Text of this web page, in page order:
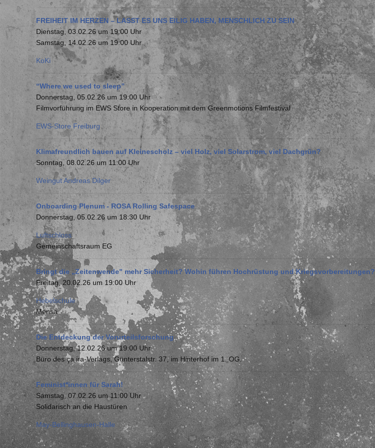
FREIHEIT IM HERZEN – LASST ES UNS EILIG HABEN, MENSCHLICH ZU SEIN
Dienstag, 03.02.26 um 19:00 Uhr
Samstag, 14.02.26 um 19:00 Uhr
KoKi
“Where we used to sleep”
Donnerstag, 05.02.26 um 19:00 Uhr
Filmvorführung im EWS Store in Kooperation mit dem Greenmotions Filmfestival
EWS-Store Freiburg
Klimafreundlich bauen auf Kleinescholz – viel Holz, viel Solarstrom, viel Dachgrün?
Sonntag, 08.02.26 um 11:00 Uhr
Weingut Andreas Dilger
Onboarding Plenum - ROSA Rolling Safespace
Donnerstag, 05.02.26 um 18:30 Uhr
Luftschloss
Gemeinschaftsraum EG
Bringt die „Zeitenwende" mehr Sicherheit? Wohin führen Hochrüstung und Kriegsvorbereitungen?
Freitag, 20.02.26 um 19:00 Uhr
Hebelschule
Mensa
Die Entdeckung der Vorurteilsforschung
Donnerstag, 12.02.26 um 19:00 Uhr
Büro des ça ira-Verlags, Günterstalstr. 37, im Hinterhof im 1. OG.
Feminist*innen für Sarah!
Samstag, 07.02.26 um 11:00 Uhr
Solidarisch an die Haustüren
May-Bellinghausen-Halle